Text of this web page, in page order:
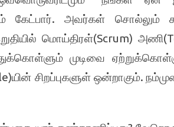
கேட்பார். அவர்கள் சொல்லும்
மொய்திரள்(Scrum)அணி
முடிவை
யின் சிறப்புகளுள் ஒன்றாகும்.